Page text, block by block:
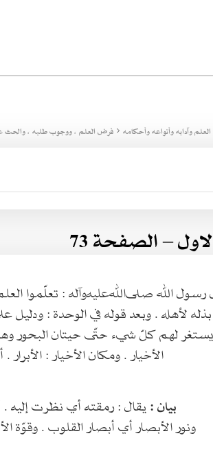
وآدابه وأنواعه وأحكامه فرض العلم ، ووجوب طلبه ، والحث
– الصفحة 73
الله صلى‌الله‌عليه‌وآله : تعلّموا
بذله لأهله . وبعد قوله في الوحدة : ودليل
لهم كلّ شيء حتّى حيتان البحور
الأخيار . ومكان الأخيار :
بيان :يقال : رمقته أي نظرت إليه .
ونور الأبصار أي أبصار القلوب . وقوّة